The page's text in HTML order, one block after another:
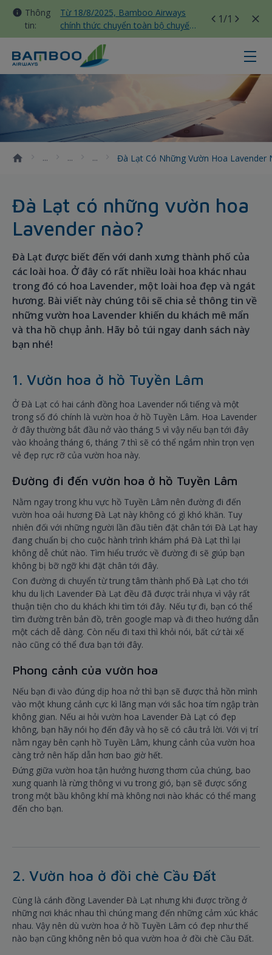
Thông
tin:
Từ 18/8/2025, Bamboo Airways
chính thức chuyển toàn bộ chuyến
bay nội địa sang nhà ga T3 Tân
Sơn Nhất
1/1
Đà Lạt có những vườn hoa
Đà Lạt Có Những Vườn Hoa Lavender
Đà Lạt có những vườn hoa
Lavender nào?
Đà Lạt được biết đến với danh xưng thành phố của
các loài hoa. Ở đây có rất nhiều loài hoa khác nhau
trong đó có hoa Lavender, một loài hoa đẹp và ngát
hương. Bài viết này chúng tôi sẽ chia sẻ thông tin về
những vườn hoa Lavender khiến du khách mê mẩn
và tha hồ chụp ảnh. Hãy bỏ túi ngay danh sách này
bạn nhé!
1. Vườn hoa ở hồ Tuyền Lâm
Ở Đà Lạt có hai cánh đồng hoa Lavender nổi tiếng và một
trong số đó chính là vườn hoa ở hồ Tuyền Lâm. Hoa Lavender
ở đây thường bắt đầu nở vào tháng 5 vì vậy nếu bạn tới đây
vào khoảng tháng 6, tháng 7 thì sẽ có thể ngắm nhìn trọn vẹn
vẻ đẹp rực rỡ của vườn hoa này.
Đường đi đến vườn hoa ở hồ Tuyền Lâm
Nằm ngay trong khu vực hồ Tuyền Lâm nên đường đi đến
vườn hoa oải hương Đà Lạt này không có gì khó khăn. Tuy
nhiên đối với những người lần đầu tiên đặt chân tới Đà Lạt hay
đang chuẩn bị cho cuộc hành trình khám phá Đà Lạt thì lại
không dễ chút nào. Tìm hiểu trước về đường đi sẽ giúp bạn
không bị bỡ ngỡ khi đặt chân tới đây.
Con đường di chuyển từ trung tâm thành phố Đà Lạt cho tới
khu du lịch Lavender Đà Lạt đều đã được trải nhựa vì vậy rất
thuận tiện cho du khách khi tìm tới đây. Nếu tự đi, bạn có thể
tìm đường trên bản đồ, trên google map và đi theo hướng dẫn
một cách dễ dàng. Còn nếu đi taxi thì khỏi nói, bất cứ tài xế
nào cũng có thể đưa bạn tới đây.
Phong cảnh của vườn hoa
Nếu bạn đi vào đúng dịp hoa nở thì bạn sẽ được thả hồn mình
vào một khung cảnh cực kì lãng mạn với sắc hoa tím ngập tràn
không gian. Nếu ai hỏi vườn hoa Lavender Đà Lạt có đẹp
không, bạn hãy nói họ đến đây và họ sẽ có câu trả lời. Với vị trí
nằm ngay bên cạnh hồ Tuyền Lâm, khung cảnh của vườn hoa
càng trở nên hấp dẫn hơn bao giờ hết.
Đứng giữa vườn hoa tận hưởng hương thơm của chúng, bao
xung quanh là rừng thông vi vu trong gió, bạn sẽ được sống
trong một bầu không khí mà không nơi nào khác có thể mang
đến cho bạn.
2. Vườn hoa ở đồi chè Cầu Đất
Cùng là cánh đồng Lavender Đà Lạt nhưng khi được trồng ở
những nơi khác nhau thì chúng mang đến những cảm xúc khác
nhau. Vậy nên dù vườn hoa ở hồ Tuyền Lâm có đẹp như thế
nào bạn cũng không nên bỏ qua vườn hoa ở đồi chè Cầu Đất.